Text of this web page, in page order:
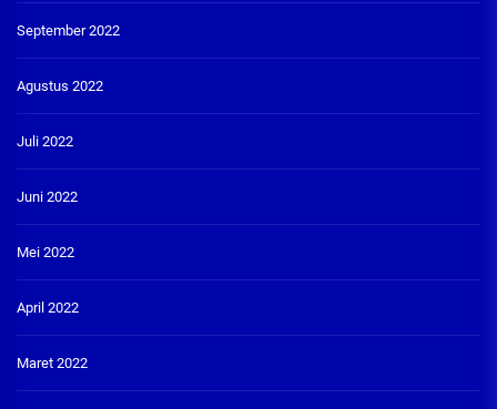
September 2022
Agustus 2022
Juli 2022
Juni 2022
Mei 2022
April 2022
Maret 2022